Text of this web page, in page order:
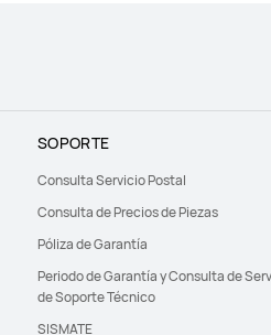
SOPORTE
Consulta Servicio Postal
Consulta de Precios de Piezas
Póliza de Garantía
Periodo de Garantía y Consulta de
de Soporte Técnico
SISMATE